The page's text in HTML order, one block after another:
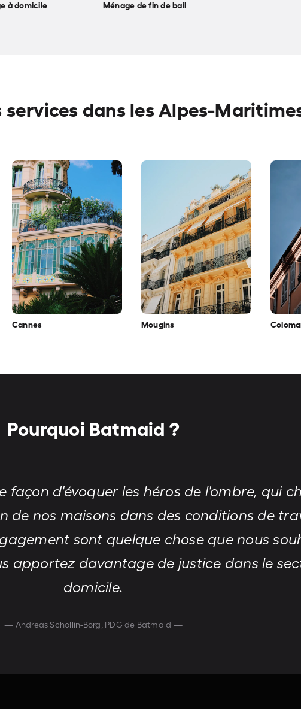
à domicile Ménage de fin de bail
services dans les Alpes-
Cannes Mougins
Pourquoi Batmaid ?
façon d'évoquer les héros de l'ombre, qui
nos maisons dans des conditions de
sont quelque chose que nous
apportez davantage de justice dans le
domicile.
— Andreas Schollin-Borg, PDG de Batmaid —